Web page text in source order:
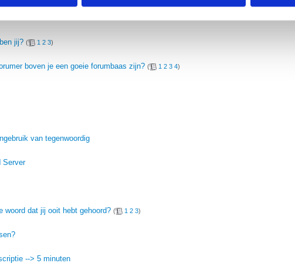
verzameld op basis van jouw gebruik van hun services.
jij? ( 1 2 3)
boven je een goeie forumbaas zijn? ( 1 2 3 4)
van tegenwoordig
Server
woord dat jij ooit hebt gehoord? ( 1 2 3)
--> 5 minuten